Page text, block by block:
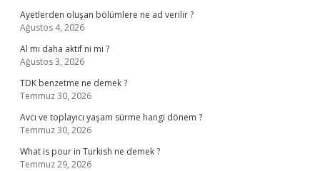
Ayetlerden oluşan bölümlere ne ad verilir ?
Ağustos 4, 2026
Al mı daha aktif ni mi ?
Ağustos 3, 2026
TDK benzetme ne demek ?
Temmuz 30, 2026
Avcı ve toplayıcı yaşam sürme hangi dönem ?
Temmuz 30, 2026
What is pour in Turkish ne demek ?
Temmuz 29, 2026